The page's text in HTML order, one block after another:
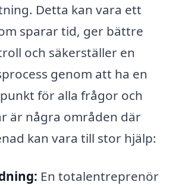
Detta kan vara ett
sparar tid, ger bättre
och säkerställer en
genom att ha en
för alla frågor och
är några områden där
kan vara till stor hjälp:
En totalentreprenör